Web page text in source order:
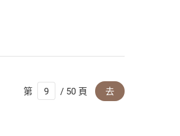
第 / 50 頁 去